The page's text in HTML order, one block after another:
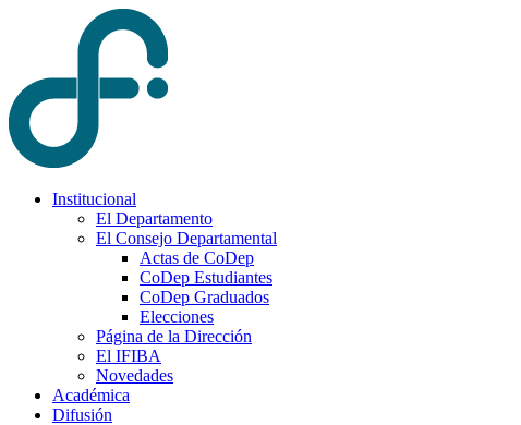
Institucional
El Departamento
El Consejo Departamental
Actas de CoDep
CoDep Estudiantes
CoDep Graduados
Elecciones
Página de la Dirección
El IFIBA
Novedades
Académica
Difusión